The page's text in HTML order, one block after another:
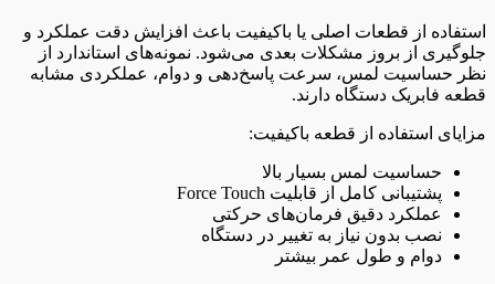
استفاده از قطعات اصلی یا باکیفیت باعث افزایش دقت عملکرد و
جلوگیری از بروز مشکلات بعدی می‌شود. نمونه‌های استاندارد از
نظر حساسیت لمس، سرعت پاسخ‌دهی و دوام، عملکردی مشابه
قطعه فابریک دستگاه دارند.
مزایای استفاده از قطعه باکیفیت:
حساسیت لمس بسیار بالا
پشتیبانی کامل از قابلیت Force Touch
عملکرد دقیق فرمان‌های حرکتی
نصب بدون نیاز به تغییر در دستگاه
دوام و طول عمر بیشتر